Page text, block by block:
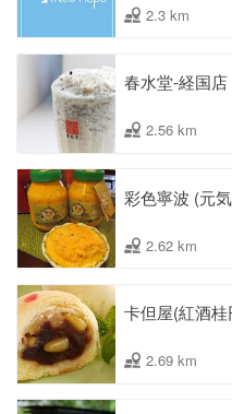
2.3 km
春水堂-経国店
2.56 km
彩色寧波 (元
2.62 km
卡但屋(紅酒
2.69 km